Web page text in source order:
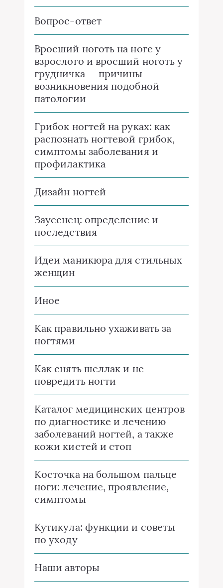
Вопрос-ответ
Вросший ноготь на ноге у
взрослого и вросший ноготь у
грудничка — причины
возникновения подобной
патологии
Грибок ногтей на руках: как
распознать ногтевой грибок,
симптомы заболевания и
профилактика
Дизайн ногтей
Заусенец: определение и
последствия
Идеи маникюра для стильных
женщин
Иное
Как правильно ухаживать за
ногтями
Как снять шеллак и не
повредить ногти
Каталог медицинских центров
по диагностике и лечению
заболеваний ногтей, а также
кожи кистей и стоп
Косточка на большом пальце
ноги: лечение, проявление,
симптомы
Кутикула: функции и советы
по уходу
Наши авторы